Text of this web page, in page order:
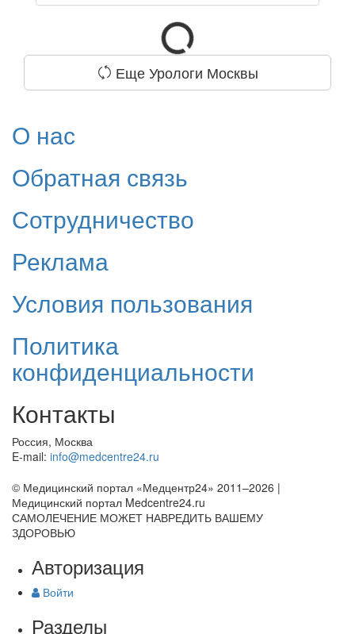
Еще Урологи Москвы
О нас
Обратная связь
Сотрудничество
Реклама
Условия пользования
Политика
конфиденциальности
Контакты
Россия, Москва
E-mail: info@medcentre24.ru
© Медицинский портал «Медцентр24» 2011–2026 |
Медицинский портал Medcentre24.ru
САМОЛЕЧЕНИЕ МОЖЕТ НАВРЕДИТЬ ВАШЕМУ
ЗДОРОВЬЮ
Авторизация
Войти
Разделы